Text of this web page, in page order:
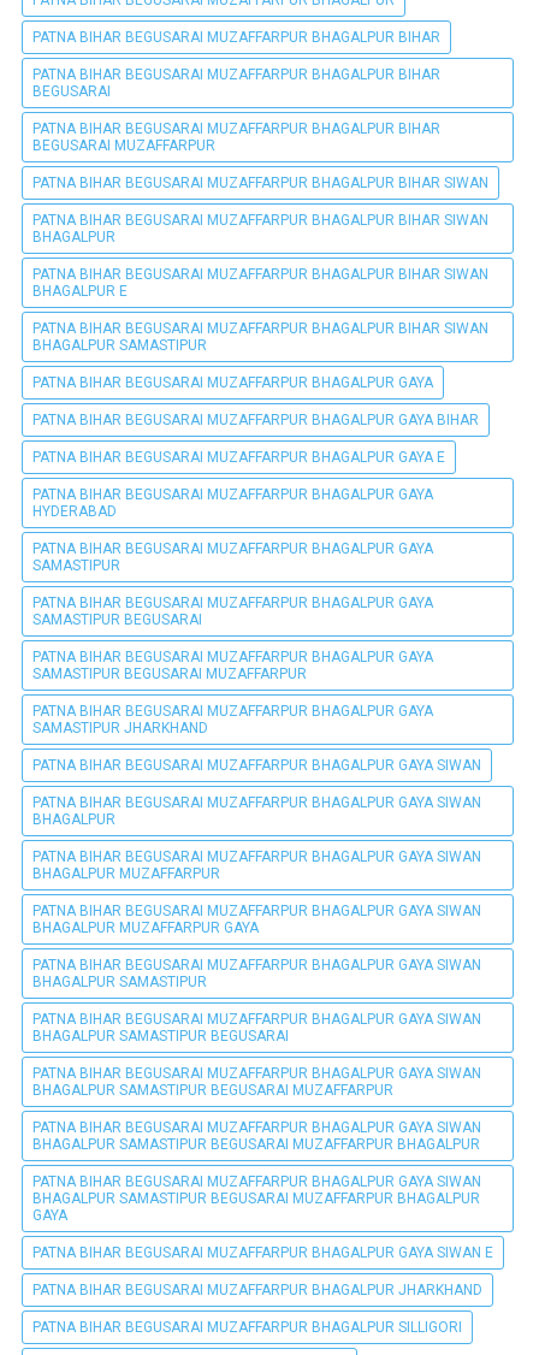
PATNA BIHAR BEGUSARAI MUZAFFARPUR BHAGALPUR BIHAR
PATNA BIHAR BEGUSARAI MUZAFFARPUR BHAGALPUR BIHAR
BEGUSARAI
PATNA BIHAR BEGUSARAI MUZAFFARPUR BHAGALPUR BIHAR
BEGUSARAI MUZAFFARPUR
PATNA BIHAR BEGUSARAI MUZAFFARPUR BHAGALPUR BIHAR SIWAN
PATNA BIHAR BEGUSARAI MUZAFFARPUR BHAGALPUR BIHAR SIWAN
BHAGALPUR
PATNA BIHAR BEGUSARAI MUZAFFARPUR BHAGALPUR BIHAR SIWAN
BHAGALPUR E
PATNA BIHAR BEGUSARAI MUZAFFARPUR BHAGALPUR BIHAR SIWAN
BHAGALPUR SAMASTIPUR
PATNA BIHAR BEGUSARAI MUZAFFARPUR BHAGALPUR GAYA
PATNA BIHAR BEGUSARAI MUZAFFARPUR BHAGALPUR GAYA BIHAR
PATNA BIHAR BEGUSARAI MUZAFFARPUR BHAGALPUR GAYA E
PATNA BIHAR BEGUSARAI MUZAFFARPUR BHAGALPUR GAYA
HYDERABAD
PATNA BIHAR BEGUSARAI MUZAFFARPUR BHAGALPUR GAYA
SAMASTIPUR
PATNA BIHAR BEGUSARAI MUZAFFARPUR BHAGALPUR GAYA
SAMASTIPUR BEGUSARAI
PATNA BIHAR BEGUSARAI MUZAFFARPUR BHAGALPUR GAYA
SAMASTIPUR BEGUSARAI MUZAFFARPUR
PATNA BIHAR BEGUSARAI MUZAFFARPUR BHAGALPUR GAYA
SAMASTIPUR JHARKHAND
PATNA BIHAR BEGUSARAI MUZAFFARPUR BHAGALPUR GAYA SIWAN
PATNA BIHAR BEGUSARAI MUZAFFARPUR BHAGALPUR GAYA SIWAN
BHAGALPUR
PATNA BIHAR BEGUSARAI MUZAFFARPUR BHAGALPUR GAYA SIWAN
BHAGALPUR MUZAFFARPUR
PATNA BIHAR BEGUSARAI MUZAFFARPUR BHAGALPUR GAYA SIWAN
BHAGALPUR MUZAFFARPUR GAYA
PATNA BIHAR BEGUSARAI MUZAFFARPUR BHAGALPUR GAYA SIWAN
BHAGALPUR SAMASTIPUR
PATNA BIHAR BEGUSARAI MUZAFFARPUR BHAGALPUR GAYA SIWAN
BHAGALPUR SAMASTIPUR BEGUSARAI
PATNA BIHAR BEGUSARAI MUZAFFARPUR BHAGALPUR GAYA SIWAN
BHAGALPUR SAMASTIPUR BEGUSARAI MUZAFFARPUR
PATNA BIHAR BEGUSARAI MUZAFFARPUR BHAGALPUR GAYA SIWAN
BHAGALPUR SAMASTIPUR BEGUSARAI MUZAFFARPUR BHAGALPUR
PATNA BIHAR BEGUSARAI MUZAFFARPUR BHAGALPUR GAYA SIWAN
BHAGALPUR SAMASTIPUR BEGUSARAI MUZAFFARPUR BHAGALPUR
GAYA
PATNA BIHAR BEGUSARAI MUZAFFARPUR BHAGALPUR GAYA SIWAN E
PATNA BIHAR BEGUSARAI MUZAFFARPUR BHAGALPUR JHARKHAND
PATNA BIHAR BEGUSARAI MUZAFFARPUR BHAGALPUR SILLIGORI